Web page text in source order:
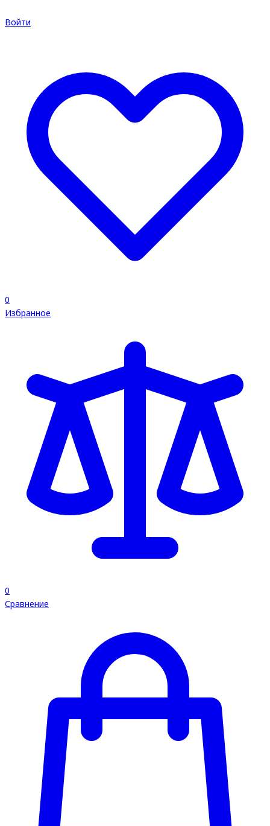
Войти
0
Избранное
0
Сравнение